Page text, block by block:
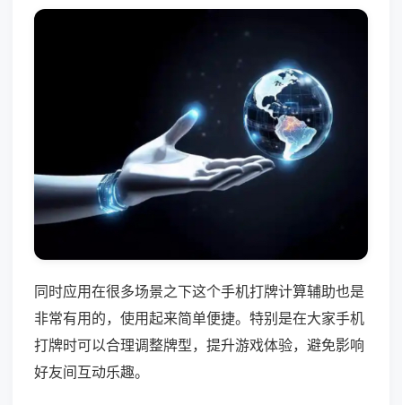
同时应用在很多场景之下这个手机打牌计算辅助也是
非常有用的，使用起来简单便捷。特别是在大家手机
打牌时可以合理调整牌型，提升游戏体验，避免影响
好友间互动乐趣。